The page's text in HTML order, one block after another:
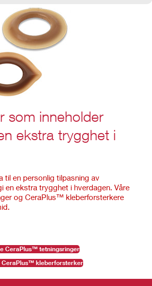
som inneholder
ekstra trygghet i
til en personlig tilpasning av
ekstra trygghet i hverdagen. Våre
og CeraPlus™ kleberforsterkere
CeraPlus™ tetningsringer
CeraPlus™ kleberforsterker